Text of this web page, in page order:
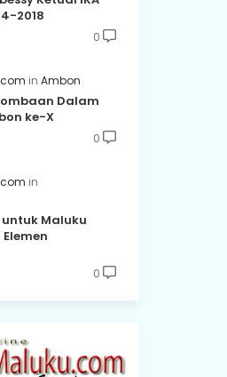
2018
0
Ambon
Dalam
ke-X
0
Maluku
0